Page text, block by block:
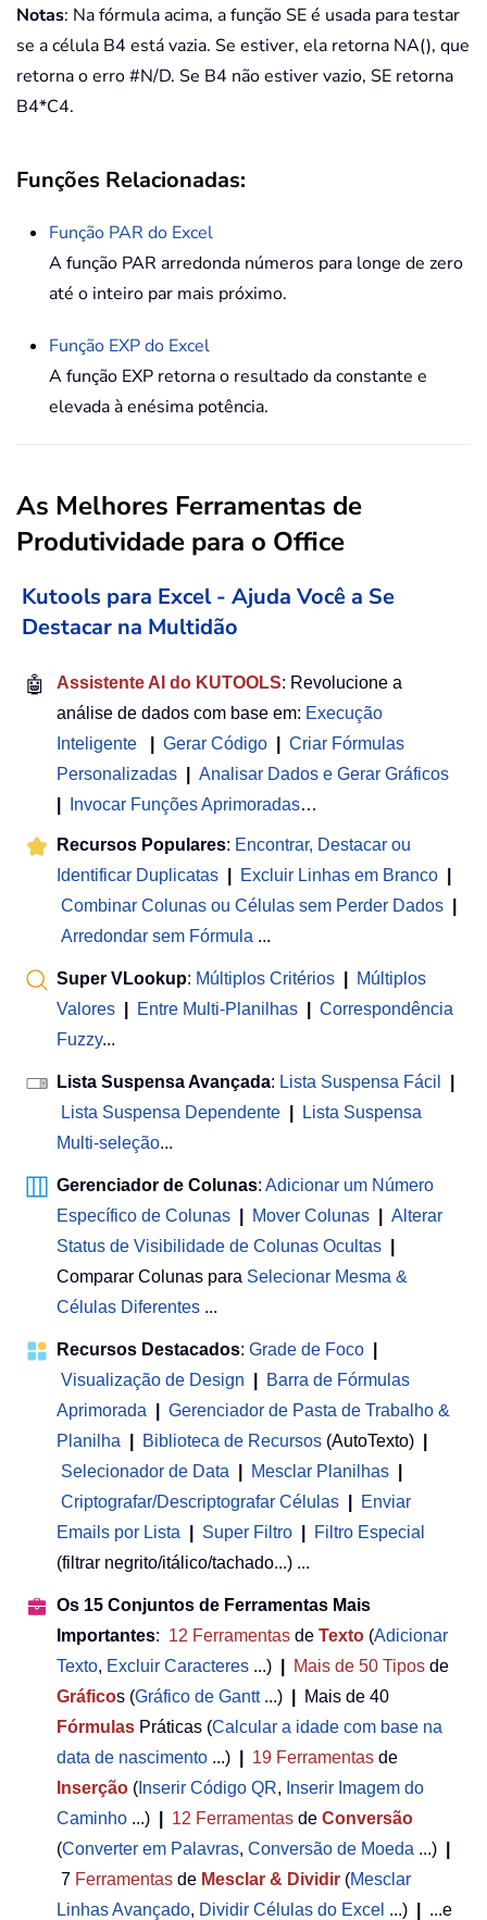
Notas: Na fórmula acima, a função SE é usada para testar
se a célula B4 está vazia. Se estiver, ela retorna NA(), que
retorna o erro #N/D. Se B4 não estiver vazio, SE retorna
B4*C4.
Funções Relacionadas:
Função PAR do Excel
A função PAR arredonda números para longe de zero
até o inteiro par mais próximo.
Função EXPdo Excel
A função EXP retorna o resultado da constante e
elevada à enésima potência.
As Melhores Ferramentas de
Produtividade para o Office
Kutools para Excel - Ajuda Você a Se
Destacar na Multidão
🤖 Assistente AI do KUTOOLS: Revolucione a
análise de dados com base em: Execução
Inteligente
Gerar Código
Criar Fórmulas
Personalizadas
Analisar Dados e Gerar Gráficos
Invocar Funções Aprimoradas…
Recursos Populares: Encontrar, Destacar ou
Identificar Duplicatas
Excluir Linhas em Branco
Combinar Colunas ou Células sem Perder Dados
Arredondar sem Fórmula ...
Super VLookup: Múltiplos Critérios
Múltiplos
Valores
Entre Multi-Planilhas
Correspondência
Fuzzy...
Lista Suspensa Avançada: Lista Suspensa Fácil
Lista Suspensa Dependente
Lista Suspensa
Multi-seleção...
Gerenciador de Colunas: Adicionar um Número
Específico de Colunas
Mover Colunas
Alterar
Status de Visibilidade de Colunas Ocultas
Comparar Colunas para Selecionar Mesma &
Células Diferentes ...
Recursos Destacados: Grade de Foco
Visualização de Design
Barra de Fórmulas
Aprimorada
Gerenciador de Pasta de Trabalho &
Planilha
Biblioteca de Recursos (AutoTexto)
Selecionador de Data
Mesclar Planilhas
Criptografar/Descriptografar Células
Enviar
Emails por Lista
Super Filtro
Filtro Especial
(filtrar negrito/itálico/tachado...) ...
Os 15 Conjuntos de Ferramentas Mais
Importantes: 12 Ferramentas de Texto (Adicionar
Texto, Excluir Caracteres ...) Mais de 50 Tipos de
Gráficos (Gráfico de Gantt...)
Mais de 40
Fórmulas Práticas (Calcular a idade com base na
data de nascimento ...) 19 Ferramentas de
Inserção ( Inserir Código QR, Inserir Imagem do
Caminho ...) 12 Ferramentas de Conversão
(Converter em Palavras, Conversão de Moeda ...)
7 Ferramentas de Mesclar & Dividir (Mesclar
Linhas Avançado, Dividir Células do Excel ...)
...e